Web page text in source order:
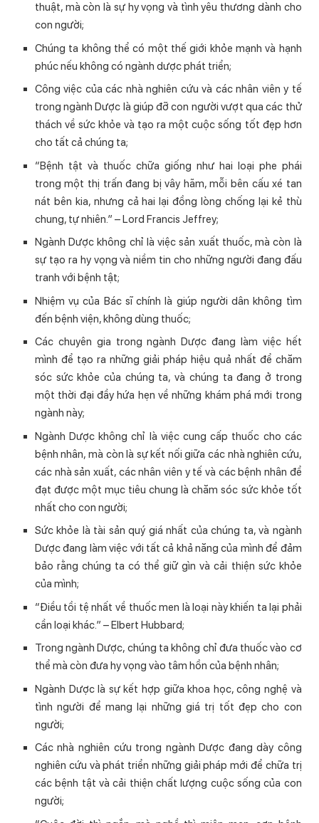
thuật, mà còn là sự hy vọng và tình yêu thương dành cho
con người;
Chúng ta không thể có một thế giới khỏe mạnh và hạnh
phúc nếu không có ngành dược phát triển;
Công việc của các nhà nghiên cứu và các nhân viên y tế
trong ngành Dược là giúp đỡ con người vượt qua các thử
thách về sức khỏe và tạo ra một cuộc sống tốt đẹp hơn
cho tất cả chúng ta;
“Bệnh tật và thuốc chữa giống như hai loại phe phái
trong một thị trấn đang bị vây hãm, mỗi bên cấu xé tan
nát bên kia, nhưng cả hai lại đồng lòng chống lại kẻ thù
chung, tự nhiên.” – Lord Francis Jeffrey;
Ngành Dược không chỉ là việc sản xuất thuốc, mà còn là
sự tạo ra hy vọng và niềm tin cho những người đang đấu
tranh với bệnh tật;
Nhiệm vụ của Bác sĩ chính là giúp người dân không tìm
đến bệnh viện, không dùng thuốc;
Các chuyên gia trong ngành Dược đang làm việc hết
mình để tạo ra những giải pháp hiệu quả nhất để chăm
sóc sức khỏe của chúng ta, và chúng ta đang ở trong
một thời đại đầy hứa hẹn về những khám phá mới trong
ngành này;
Ngành Dược không chỉ là việc cung cấp thuốc cho các
bệnh nhân, mà còn là sự kết nối giữa các nhà nghiên cứu,
các nhà sản xuất, các nhân viên y tế và các bệnh nhân để
đạt được một mục tiêu chung là chăm sóc sức khỏe tốt
nhất cho con người;
Sức khỏe là tài sản quý giá nhất của chúng ta, và ngành
Dược đang làm việc với tất cả khả năng của mình để đảm
bảo rằng chúng ta có thể giữ gìn và cải thiện sức khỏe
của mình;
“Điều tồi tệ nhất về thuốc men là loại này khiến ta lại phải
cần loại khác.” – Elbert Hubbard;
Trong ngành Dược, chúng ta không chỉ đưa thuốc vào cơ
thể mà còn đưa hy vọng vào tâm hồn của bệnh nhân;
Ngành Dược là sự kết hợp giữa khoa học, công nghệ và
tình người để mang lại những giá trị tốt đẹp cho con
người;
Các nhà nghiên cứu trong ngành Dược đang dày công
nghiên cứu và phát triển những giải pháp mới để chữa trị
các bệnh tật và cải thiện chất lượng cuộc sống của con
người;